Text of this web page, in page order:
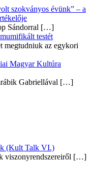
szokványos évünk” – a
Sándorral […]
testét
megtudniuk az egykori
Magyar Kultúra
Gabriellával […]
(Kult Talk VI.)
viszonyrendszereiről […]